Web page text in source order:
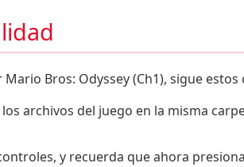
Bros: Odyssey (Ch1), sigue estos
archivos del juego en la misma
y recuerda que ahora